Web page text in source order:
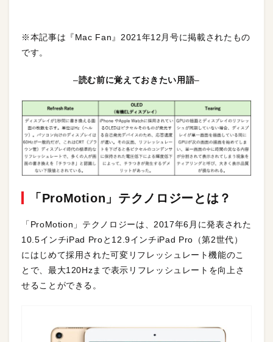
※本記事は『Mac Fan』2021年12月号に掲載されたもの
です。
–読む前に覚えておきたい用語–
「ProMotion」テクノロジーとは？
「ProMotion」テクノロジーは、2017年6月に発表された
10.5インチiPad Proと12.9インチiPad Pro（第2世代）
にはじめて採用された可変リフレッシュレート機能のこ
とで、最大120Hzまで表示リフレッシュレートを向上さ
せることができる。